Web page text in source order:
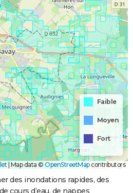
Faible
Moyen
Fort
| Map data ©OpenStreetMapcontributors
des inondations rapides, des
cours d’eau, de nappes